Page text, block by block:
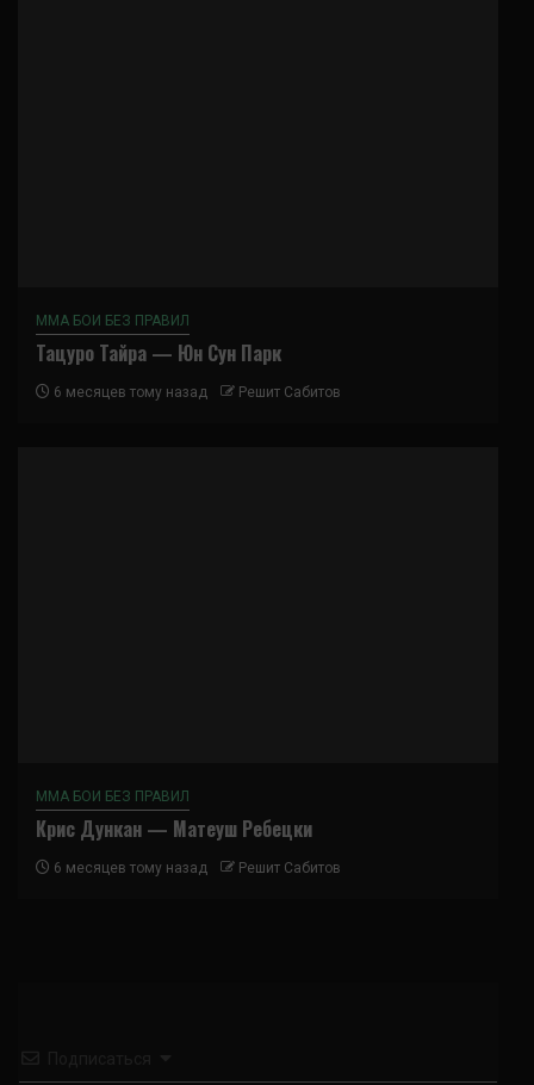
ММА БОИ БЕЗ ПРАВИЛ
Тацуро Тайра — Юн Сун Парк
6 месяцев тому назад Решит Сабитов
ММА БОИ БЕЗ ПРАВИЛ
Крис Дункан — Матеуш Ребецки
6 месяцев тому назад Решит Сабитов